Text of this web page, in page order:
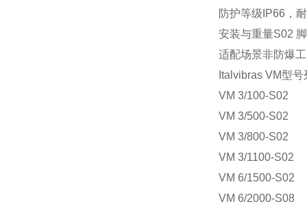
防护等级 IP66，
安装与重量S02
适配场景非防爆
Italvibras VM型号
VM 3/100‑S02
VM 3/500‑S02
VM 3/800‑S02
VM 3/1100‑S02
VM 6/1500‑S02
VM 6/2000‑S08